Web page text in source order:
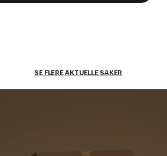
SE FLERE AKTUELLE SAKER